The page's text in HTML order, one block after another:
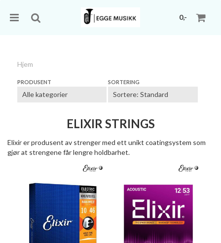
0,-
Hjem
PRODUSENT SORTERING
ELIXIR STRINGS
Elixir er produsent av strenger med ett unikt coatingsystem som
gjør at strengene får lengre holdbarhet.